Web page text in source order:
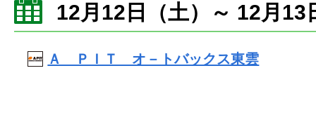
12月12日（土）～ 12月13
Ａ ＰＩＴ オ－トバックス東雲